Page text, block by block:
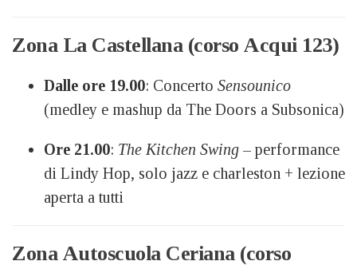
Zona La Castellana (corso Acqui 123)
Dalle ore 19.00: Concerto Sensounico
(medley e mashup da The Doors a Subsonica)
Ore 21.00: The Kitchen Swing – performance
di Lindy Hop, solo jazz e charleston + lezione
aperta a tutti
Zona Autoscuola Ceriana (corso